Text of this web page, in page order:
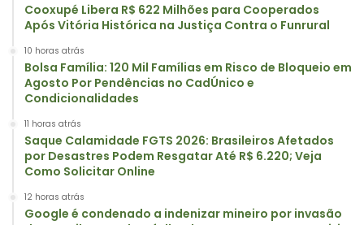
Cooxupé Libera R$ 622 Milhões para Cooperados
Após Vitória Histórica na Justiça Contra o Funrural
10 horas atrás
Bolsa Família: 120 Mil Famílias em Risco de Bloqueio em
Agosto Por Pendências no CadÚnico e
Condicionalidades
11 horas atrás
Saque Calamidade FGTS 2026: Brasileiros Afetados
por Desastres Podem Resgatar Até R$ 6.220; Veja
Como Solicitar Online
12 horas atrás
Google é condenado a indenizar mineiro por invasão